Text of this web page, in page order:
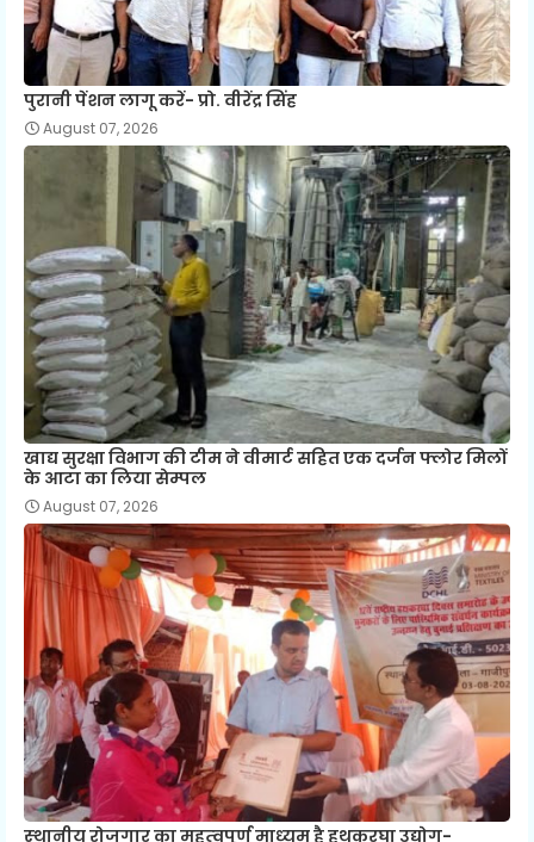
पुरानी पेंशन लागू करें- प्रो. वीरेंद्र सिंह
August 07, 2026
खाद्य सुरक्षा विभाग की टीम ने वीमार्ट सहित एक दर्जन फ्लोर मिलों
के आटा का लिया सेम्‍पल
August 07, 2026
स्‍थानीय रोजगार का महत्‍वपूर्ण माध्‍यम है हथकरघा उद्योग-